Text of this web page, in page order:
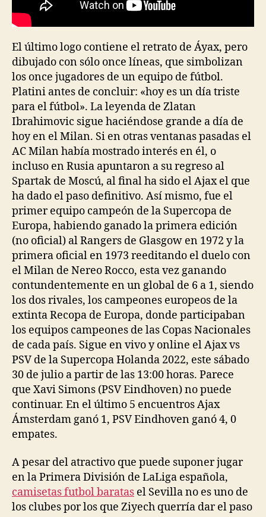
El último logo contiene el retrato de Áyax, pero
dibujado con sólo once líneas, que simbolizan
los once jugadores de un equipo de fútbol.
Platini antes de concluir: «hoy es un día triste
para el fútbol». La leyenda de Zlatan
Ibrahimovic sigue haciéndose grande a día de
hoy en el Milan. Si en otras ventanas pasadas el
AC Milan había mostrado interés en él, o
incluso en Rusia apuntaron a su regreso al
Spartak de Moscú, al final ha sido el Ajax el que
ha dado el paso definitivo. Así mismo, fue el
primer equipo campeón de la Supercopa de
Europa, habiendo ganado la primera edición
(no oficial) al Rangers de Glasgow en 1972 y la
primera oficial en 1973 reeditando el duelo con
el Milan de Nereo Rocco, esta vez ganando
contundentemente en un global de 6 a 1, siendo
los dos rivales, los campeones europeos de la
extinta Recopa de Europa, donde participaban
los equipos campeones de las Copas Nacionales
de cada país. Sigue en vivo y online el Ajax vs
PSV de la Supercopa Holanda 2022, este sábado
30 de julio a partir de las 13:00 horas. Parece
que Xavi Simons (PSV Eindhoven) no puede
continuar. En el último 5 encuentros Ajax
Ámsterdam ganó 1, PSV Eindhoven ganó 4, 0
empates.
A pesar del atractivo que puede suponer jugar
en la Primera División de LaLiga española,
camisetas futbol baratas el Sevilla no es uno de
los clubes por los que Ziyech querría dar el paso